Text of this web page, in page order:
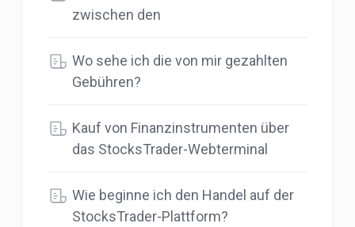
zwischen den
Wo sehe ich die von mir gezahlten
Gebühren?
Kauf von Finanzinstrumenten über
das StocksTrader-Webterminal
Wie beginne ich den Handel auf der
StocksTrader-Plattform?